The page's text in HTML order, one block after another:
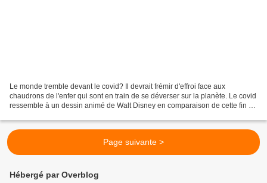
Le monde tremble devant le covid? Il devrait frémir d'effroi face aux
chaudrons de l'enfer qui sont en train de se déverser sur la planète. Le covid
ressemble à un dessin animé de Walt Disney en comparaison de cette fin du
Page suivante >
Hébergé par Overblog